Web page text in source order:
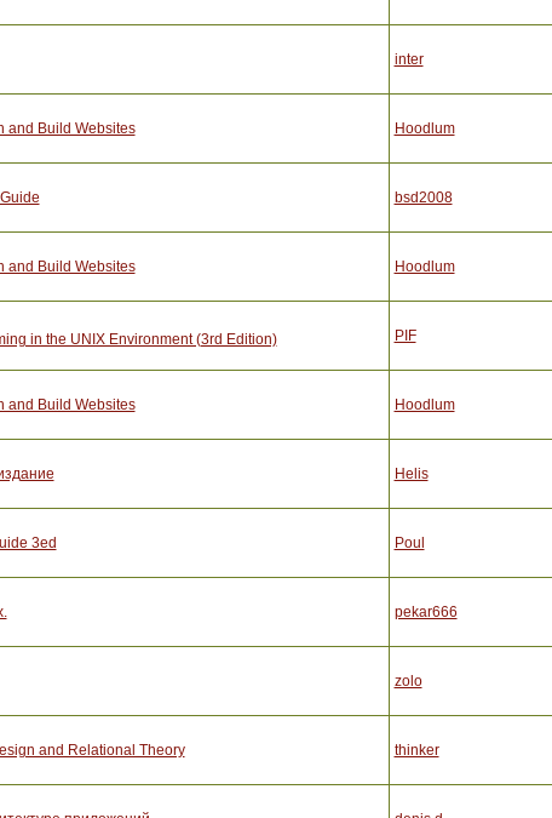
inter
and Build Websites Hoodlum
bsd2008
and Build Websites Hoodlum
in the UNIX Environment (3rd Edition) PIF
and Build Websites Hoodlum
Helis
3ed Poul
pekar666
zolo
and Relational Theory thinker